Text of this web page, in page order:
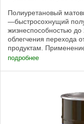
Полиуретановый
—быстросохнущий
жизнеспособностью до
облегчения перехода
продуктам.
подробнее